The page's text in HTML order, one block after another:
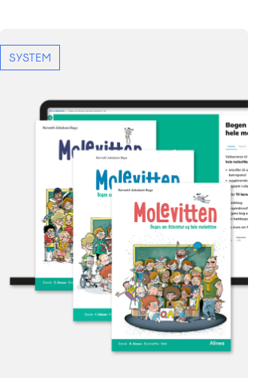
SYSTEM